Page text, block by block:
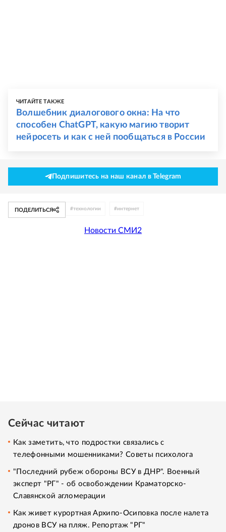
ЧИТАЙТЕ ТАКЖЕ
Волшебник диалогового окна: На что
способен ChatGPT, какую магию творит
нейросеть и как с ней пообщаться в России
Подпишитесь на наш канал в Telegram
ПОДЕЛИТЬСЯ #технологии #интернет
Новости СМИ2
Сейчас читают
Как заметить, что подростки связались с
телефонными мошенниками? Советы психолога
"Последний рубеж обороны ВСУ в ДНР". Военный
эксперт "РГ" - об освобождении Краматорско-
Славянской агломерации
Как живет курортная Архипо-Осиповка после налета
дронов ВСУ на пляж. Репортаж "РГ"